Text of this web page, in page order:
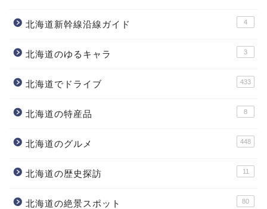
北海道新幹線沿線ガイド 4
北海道のゆるキャラ 3
北海道でドライブ 433
北海道の特産品 8
北海道のグルメ 448
北海道の歴史探訪 11
北海道の絶景スポット 80